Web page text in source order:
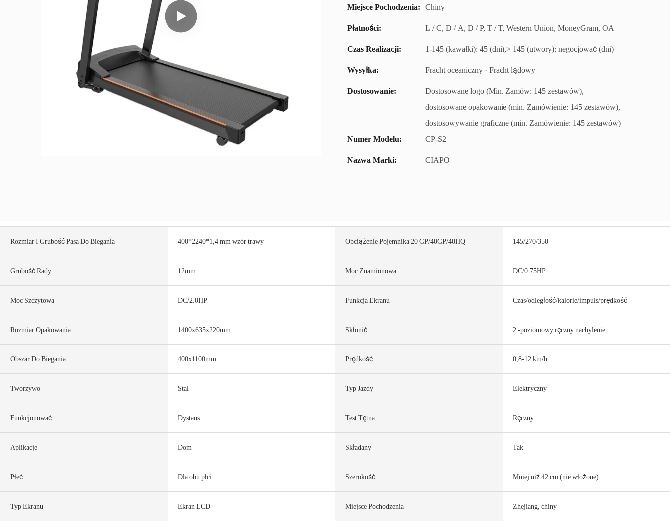
Miejsce Pochodzenia: Chiny
Płatności: L / C, D / A, D / P, T / T, Western Union, MoneyGram, OA
Czas Realizacji: 1-145 (kawałki): 45 (dni),> 145 (utwory): negocjować (dni)
Wysyłka: Fracht oceaniczny · Fracht lądowy
Dostosowanie:
Dostosowane logo (Min. Zamów: 145 zestawów),
dostosowane opakowanie (min. Zamówienie: 145 zestawów),
dostosowywanie graficzne (min. Zamówienie: 145 zestawów)
Numer Modelu:
CP-S2
Nazwa Marki: CIAPO
Rozmiar I Grubość Pasa Do Biegania 400*2240*1,4 mm wzór trawy Obciążenie Pojemnika 20 GP/40GP/40HQ 145/270/350
Grubość Rady 12mm Moc Znamionowa DC/0.75HP
Moc Szczytowa DC/2.0HP Funkcja Ekranu Czas/odległość/kalorie/impuls/prędkość
Rozmiar Opakowania 1400x635x220mm Skłonić 2 -poziomowy ręczny nachylenie
Obszar Do Biegania 400x1100mm Prędkość 0,8-12 km/h
Tworzywo Stal Typ Jazdy Elektryczny
Funkcjonować Dystans Test Tętna Ręczny
Aplikacje Dom Składany Tak
Płeć Dla obu płci Szerokość Mniej niż 42 cm (nie włożone)
Typ Ekranu Ekran LCD Miejsce Pochodzenia Zhejiang, chiny